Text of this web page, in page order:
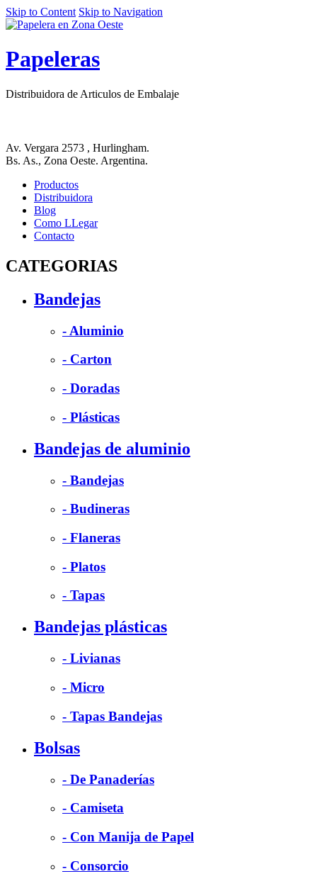
Skip to Content Skip to Navigation
Papeleras
Distribuidora de Articulos de Embalaje
Av. Vergara 2573 , Hurlingham.
Bs. As., Zona Oeste. Argentina.
Productos
Distribuidora
Blog
Como LLegar
Contacto
CATEGORIAS
Bandejas
- Aluminio
- Carton
- Doradas
- Plásticas
Bandejas de aluminio
- Bandejas
- Budineras
- Flaneras
- Platos
- Tapas
Bandejas plásticas
- Livianas
- Micro
- Tapas Bandejas
Bolsas
- De Panaderías
- Camiseta
- Con Manija de Papel
- Consorcio